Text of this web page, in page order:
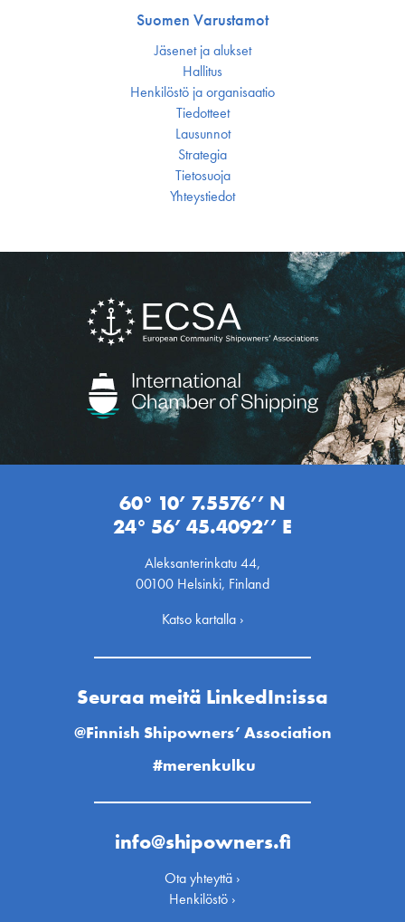
Suomen Varustamot
Jäsenet ja alukset
Hallitus
Henkilöstö ja organisaatio
Tiedotteet
Lausunnot
Strategia
Tietosuoja
Yhteystiedot
60° 10’ 7.5576’’ N
24° 56’ 45.4092’’ E
Aleksanterinkatu 44,
00100 Helsinki, Finland
Katso kartalla ›
Seuraa meitä LinkedIn:issa
@Finnish Shipowners’ Association
#merenkulku
info@shipowners.fi
Ota yhteyttä ›
Henkilöstö ›